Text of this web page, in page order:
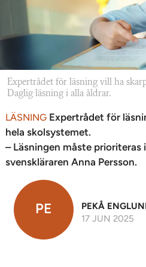
Expertrådet för läsning vill ha
Daglig läsning i alla åldrar.
LÄSNING Expertrådet för
hela skolsystemet.
– Läsningen måste prioriteras
svenskläraren Anna Persson.
PE
PEKÅ
17 JUN 2025